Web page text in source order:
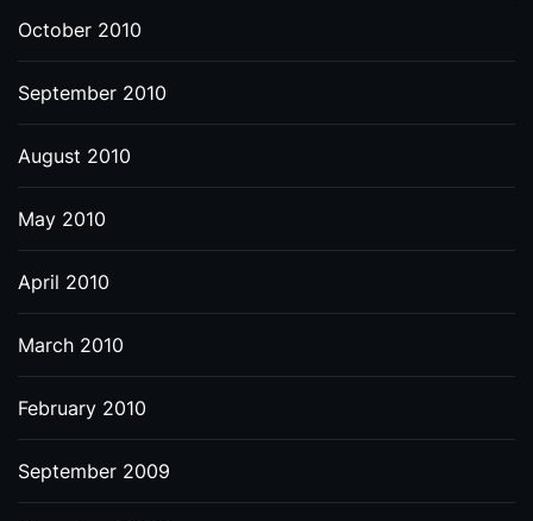
October 2010
September 2010
August 2010
May 2010
April 2010
March 2010
February 2010
September 2009